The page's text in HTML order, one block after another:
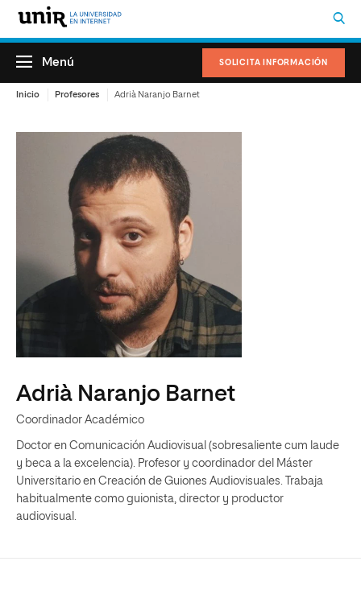
SOLICITA INFORMACIÓN
Menú
Inicio Profesores Adrià Naranjo Barnet
Adrià Naranjo Barnet
Coordinador Académico
Doctor en Comunicación Audiovisual (sobresaliente cum laude
y beca a la excelencia). Profesor y coordinador del Máster
Universitario en Creación de Guiones Audiovisuales. Trabaja
habitualmente como guionista, director y productor
audiovisual.